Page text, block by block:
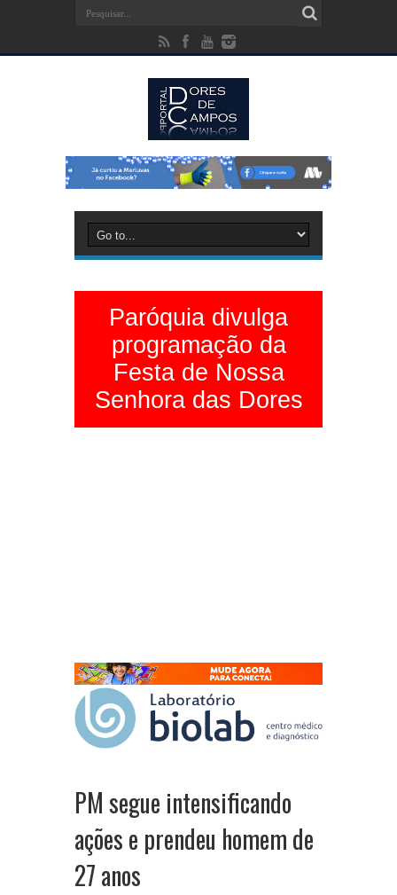
Paróquia divulga
programação da
Festa de Nossa
Senhora das Dores
PM segue intensificando
ações e prendeu homem de
27 anos